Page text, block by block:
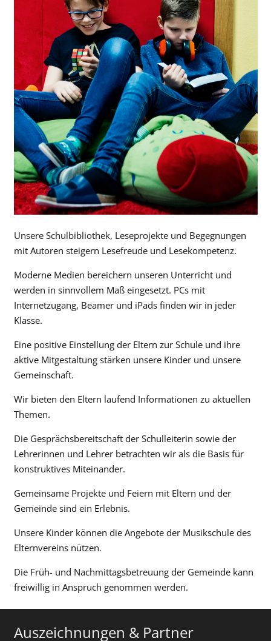
Unsere Schulbibliothek, Leseprojekte und Begegnungen
mit Autoren steigern Lesefreude und Lesekompetenz.
Moderne Medien bereichern unseren Unterricht und
werden in sinnvollem Maß eingesetzt. PCs mit
Internetzugang, Beamer und iPads finden wir in jeder
Klasse.
Eine positive Einstellung der Eltern zur Schule und ihre
aktive Mitgestaltung stärken unsere Kinder und unsere
Gemeinschaft.
Wir bieten den Eltern laufend Informationen zu aktuellen
Themen.
Die Gesprächsbereitschaft der Schulleiterin sowie der
Lehrerinnen und Lehrer betrachten wir als die Basis für
konstruktives Miteinander.
Gemeinsame Projekte und Feiern mit Eltern und der
Gemeinde sind ein Erlebnis.
Unsere Kinder können die Angebote der Musikschule des
Elternvereins nützen.
Die Früh- und Nachmittagsbetreuung der Gemeinde kann
freiwillig in Anspruch genommen werden.
Auszeichnungen & Partner